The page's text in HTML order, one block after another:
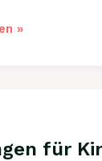
»
für